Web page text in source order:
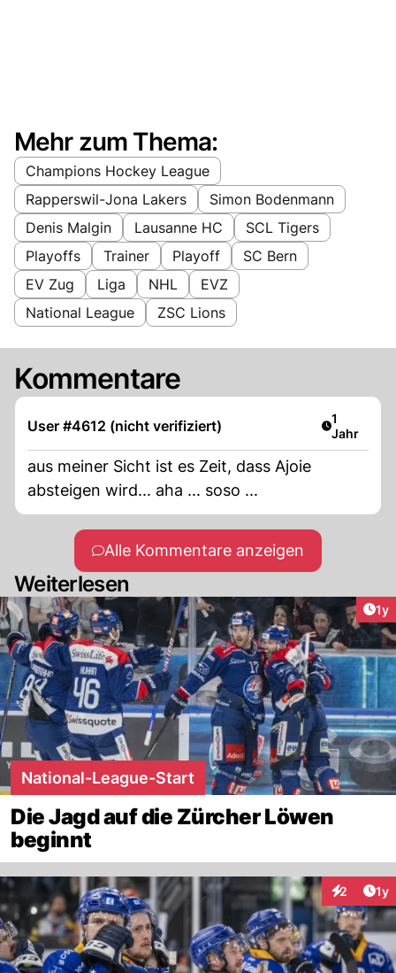
Mehr zum Thema:
Champions Hockey League
Rapperswil-Jona Lakers
Simon Bodenmann
Denis Malgin
Lausanne HC
SCL Tigers
Playoffs
Trainer Playoff
SC Bern
EV Zug
Liga NHL
EVZ
National League
ZSC Lions
Kommentare
User #4612 (nicht verifiziert) Artikel
1
Jahr
aus meiner Sicht ist es Zeit, dass Ajoie
absteigen wird... aha ... soso ...
Alle Kommentare anzeigen
Weiterlesen
1y
National-League-Start
Die Jagd auf die Zürcher Löwen
beginnt
2 1y